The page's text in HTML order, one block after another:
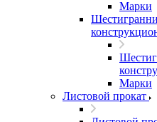
Марки
Марки
Листовой прокат